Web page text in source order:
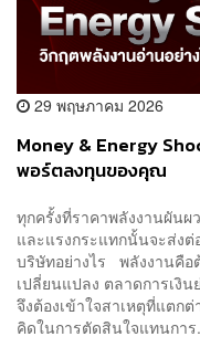
29 พฤษภาคม 2026
Money & Energy
พอร์ตลงทุนของคุณ
ทุกครั้งที่ราคาพลังงานผันผ
และแรงกระแทกนั้นจะส่งต่
บริษัทอย่างไร พลังงานคือ
เปลี่ยนแปลง ตลาดการเงิ
จึงต้องเข้าใจสาเหตุที่แตก
คิดในการตัดสินใจแทนการ